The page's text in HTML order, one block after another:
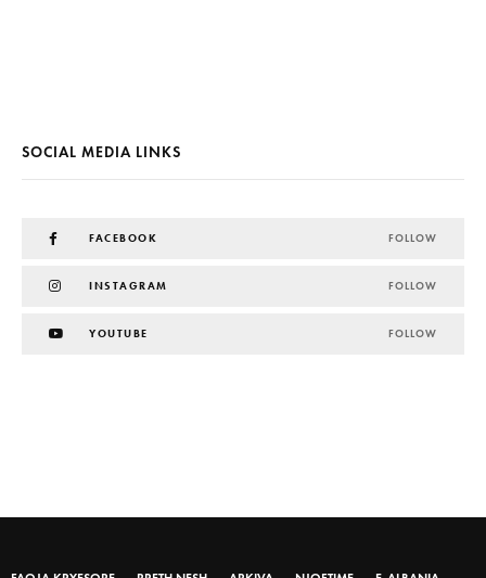
SOCIAL MEDIA LINKS
FACEBOOK FOLLOW
INSTAGRAM FOLLOW
YOUTUBE FOLLOW